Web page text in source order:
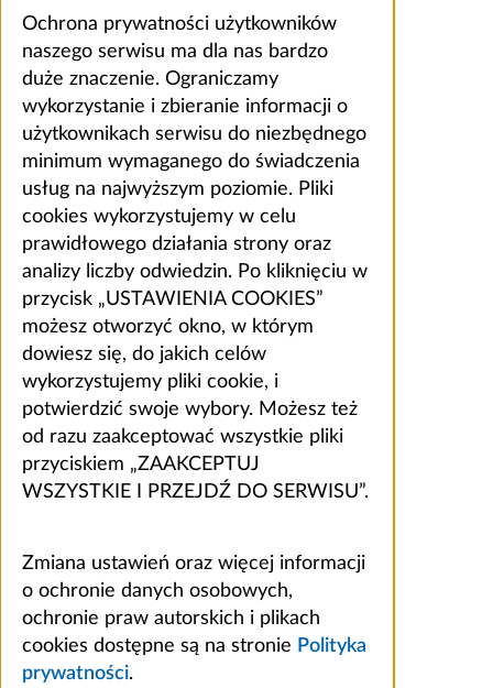
Ochrona prywatności użytkowników
naszego serwisu ma dla nas bardzo
duże znaczenie. Ograniczamy
wykorzystanie i zbieranie informacji o
użytkownikach serwisu do niezbędnego
minimum wymaganego do świadczenia
usług na najwyższym poziomie. Pliki
cookies wykorzystujemy w celu
prawidłowego działania strony oraz
analizy liczby odwiedzin. Po kliknięciu w
przycisk „USTAWIENIA COOKIES”
możesz otworzyć okno, w którym
dowiesz się, do jakich celów
wykorzystujemy pliki cookie, i
potwierdzić swoje wybory. Możesz też
od razu zaakceptować wszystkie pliki
przyciskiem „ZAAKCEPTUJ
WSZYSTKIE I PRZEJDŹ DO SERWISU”.
Zmiana ustawień oraz więcej informacji
o ochronie danych osobowych,
ochronie praw autorskich i plikach
cookies dostępne są na stronie Polityka
prywatności.